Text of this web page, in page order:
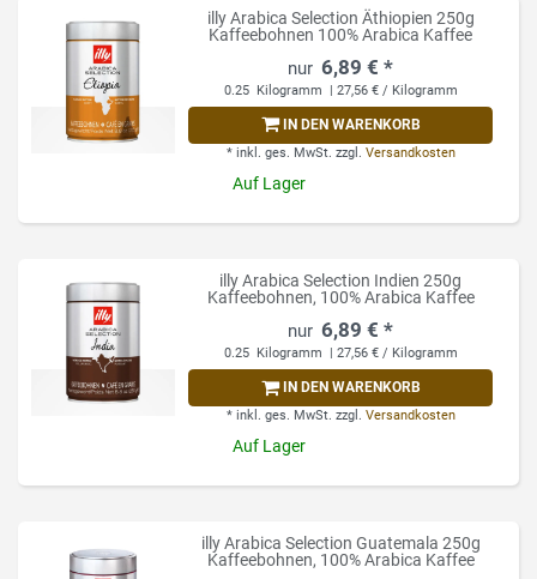
illy Arabica Selection Äthiopien 250g
Kaffeebohnen 100% Arabica Kaffee
6,89 € *
0.25 Kilogramm | 27,56 € / Kilogramm
IN DEN WARENKORB
* inkl. ges. MwSt. zzgl. Versandkosten
Auf Lager
illy Arabica Selection Indien 250g
Kaffeebohnen, 100% Arabica Kaffee
6,89 € *
0.25 Kilogramm | 27,56 € / Kilogramm
IN DEN WARENKORB
* inkl. ges. MwSt. zzgl. Versandkosten
Auf Lager
illy Arabica Selection Guatemala 250g
Kaffeebohnen, 100% Arabica Kaffee